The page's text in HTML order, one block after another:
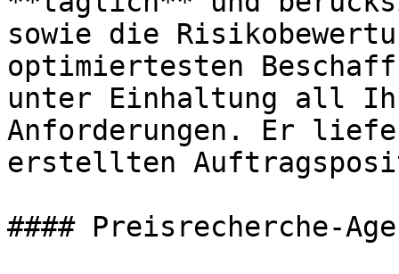
sowie die
optimiertesten
unter Einhaltung all
Anforderungen. Er
erstellten
#### Preisrecherche-